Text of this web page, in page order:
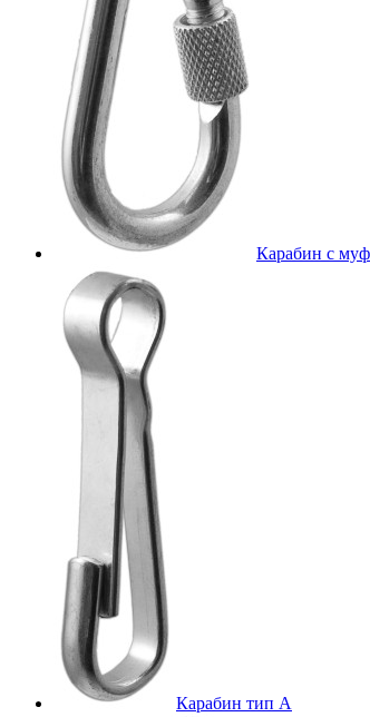
Карабин с
Карабин тип А